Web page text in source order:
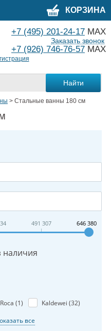
КОРЗИНА
+7 (495) 201-24-17 MAX
+7 (926) 746-76-57 MAX
Заказать звонок
> Стальные ванны 180 см
491 307 646 380
наличия
Roca (1) Kaldewei (32)
все